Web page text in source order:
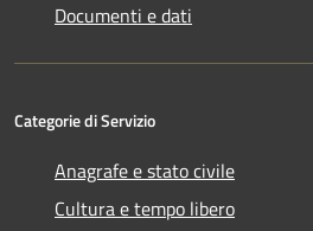
Documenti e dati
Categorie di Servizio
Anagrafe e stato civile
Cultura e tempo libero